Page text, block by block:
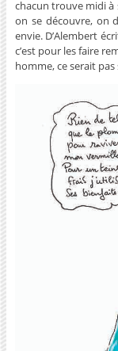
chacun trouve midi à
on se découvre, on
envie. D’Alembert
c’est pour les faire
homme, ce serait pas